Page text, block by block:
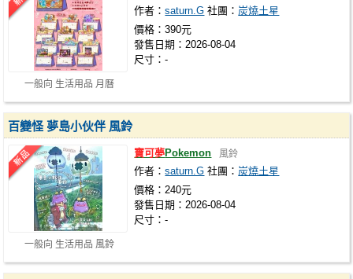
一般向 生活用品 月曆
作者：saturn.G 社團： 炭燒土星
價格：390元
發售日期：2026-08-04
尺寸：-
一般向 生活用品 風鈴
百變怪 夢島小伙伴 風鈴
寶可夢Pokemon 風鈴
作者：saturn.G 社團： 炭燒土星
價格：240元
發售日期：2026-08-04
尺寸：-